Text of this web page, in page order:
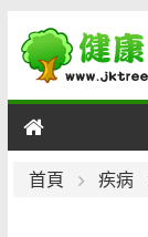
男性
首頁 疾病